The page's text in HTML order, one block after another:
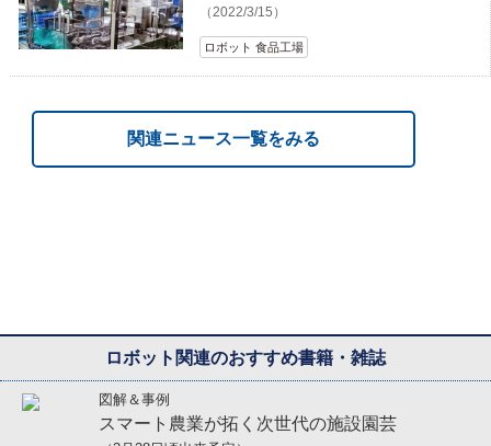
（2022/3/15）
ロボット 食品工場
関連ニュース一覧をみる
ロボット関連のおすすめ書籍・雑誌
図解＆事例
スマート農業が拓く次世代の施設園芸